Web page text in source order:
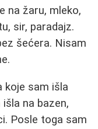
na žaru, mleko,
sir, paradajz.
šećera. Nisam
koje sam išla
na bazen,
Posle toga sam